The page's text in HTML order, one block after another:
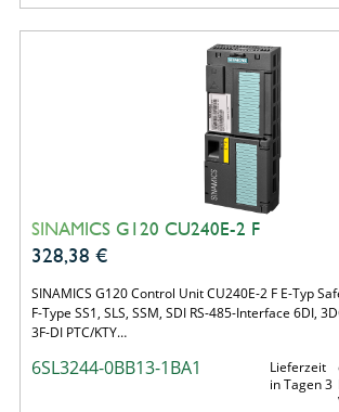
SINAMICS G120 CU240E-2 F
328,38 €
SINAMICS G120 Control Unit CU240E-2 F E-Typ
F-Type SS1, SLS, SSM, SDI RS-485-Interface 6DI,
3F-DI PTC/KTY…
6SL3244-0BB13-1BA1
Lieferzeit
in Tagen 3